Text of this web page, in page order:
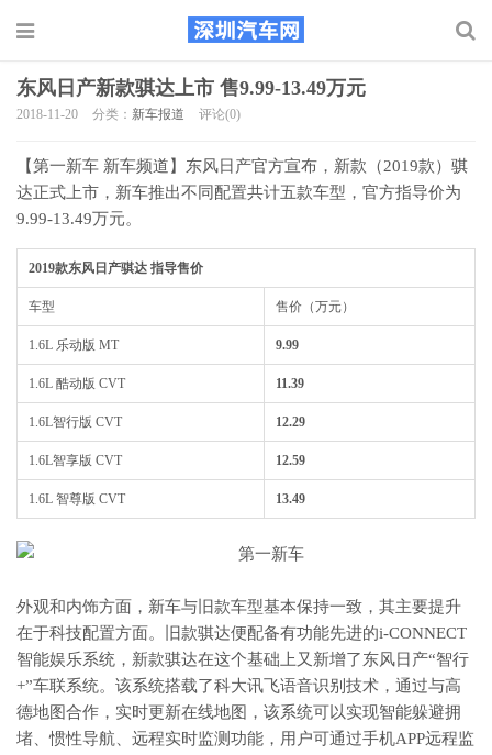
东风日产新款骐达上市 售9.99-13.49万元
2018-11-20 分类： 新车报道 评论(0)
【第一新车 新车频道】东风日产官方宣布，新款（2019款）骐
达正式上市，新车推出不同配置共计五款车型，官方指导价为
9.99-13.49万元。
2019款东风日产骐达 指导售价
车型 售价（万元）
1.6L 乐动版 MT 9.99
1.6L 酷动版 CVT 11.39
1.6L智行版 CVT 12.29
1.6L智享版 CVT 12.59
1.6L 智尊版 CVT 13.49
外观和内饰方面，新车与旧款车型基本保持一致，其主要提升
在于科技配置方面。旧款骐达便配备有功能先进的i-CONNECT
智能娱乐系统，新款骐达在这个基础上又新增了东风日产“智行
+”车联系统。该系统搭载了科大讯飞语音识别技术，通过与高
德地图合作，实时更新在线地图，该系统可以实现智能躲避拥
堵、惯性导航、远程实时监测功能，用户可通过手机APP远程监